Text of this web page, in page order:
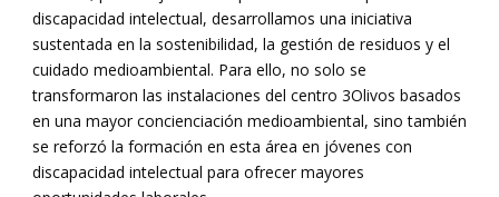
discapacidad intelectual, desarrollamos una iniciativa
sustentada en la sostenibilidad, la gestión de residuos y el
cuidado medioambiental. Para ello, no solo se
transformaron las instalaciones del centro 3Olivos basados
en una mayor concienciación medioambiental, sino también
se reforzó la formación en esta área en jóvenes con
discapacidad intelectual para ofrecer mayores